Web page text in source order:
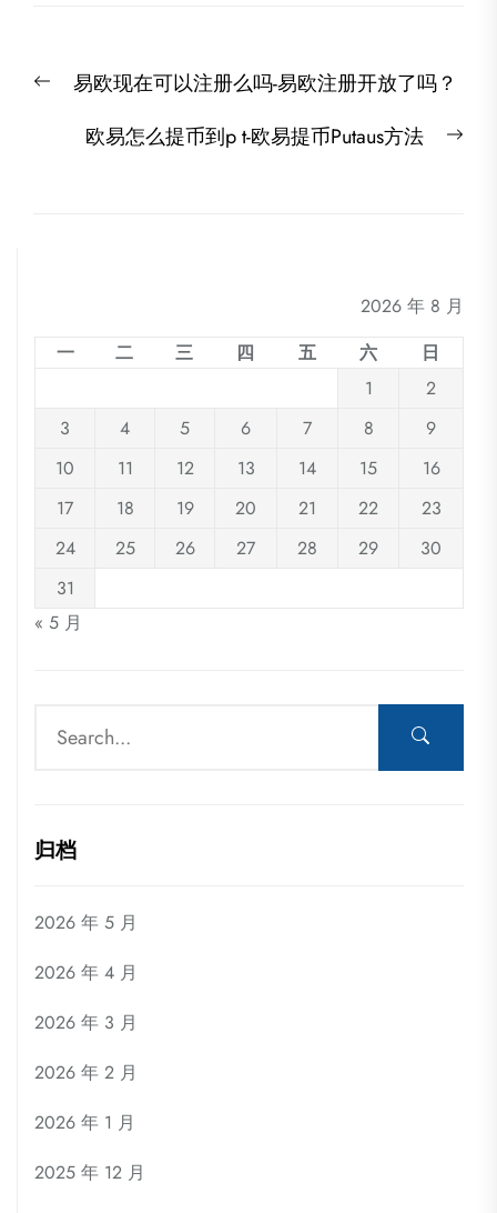
章
Previous易欧现在可以注册么吗-易欧注册开放了吗？
欧易怎么提币到p t-欧易提币Putaus方法
2026 年 8 月
一
二 三 四 五 六
日
1
2
3
4 5 6 7 8
9
10
11 12 13 14 15
16
17
18 19 20 21 22
23
24
25 26 27 28 29
30
31
« 5 月
归档
2026 年 5 月
2026 年 4 月
2026 年 3 月
2026 年 2 月
2026 年 1 月
2025 年 12 月